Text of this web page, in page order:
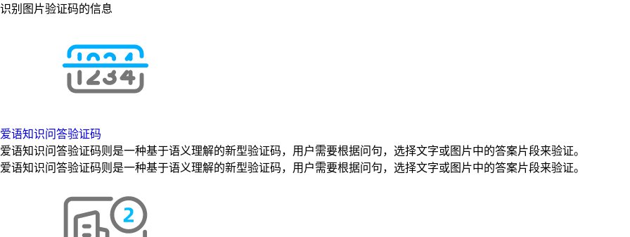
识别图片验证码的信息
爱语知识问答验证码
爱语知识问答验证码则是一种基于语义理解的新型验证码，用户需要根据问句，选择文字或图片中的答案片段来验证。
爱语知识问答验证码则是一种基于语义理解的新型验证码，用户需要根据问句，选择文字或图片中的答案片段来验证。